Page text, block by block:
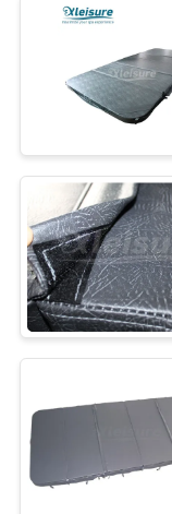
DEMANDE
PLAN
DU
SITE
PRIVACY
POLICY
bain